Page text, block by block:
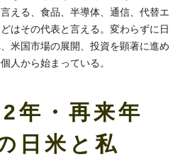
える、食品、半導体、通信、代替エ
はその代表と言える。変わらずに日
米国市場の展開、投資を顕著に進め
人から始まっている。
年・再来年
日米と私